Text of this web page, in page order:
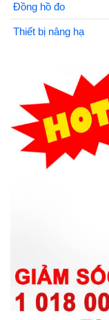
Đồng hồ đo
Thiết bị nâng hạ